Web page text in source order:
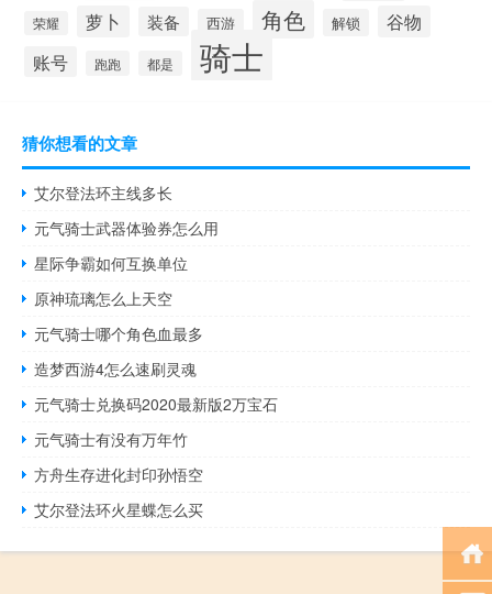
荣耀 萝卜 装备 西游 角色 解锁 谷物
账号 跑跑 都是 骑士
猜你想看的文章
艾尔登法环主线多长
元气骑士武器体验券怎么用
星际争霸如何互换单位
原神琉璃怎么上天空
元气骑士哪个角色血最多
造梦西游4怎么速刷灵魂
元气骑士兑换码2020最新版2万宝石
元气骑士有没有万年竹
方舟生存进化封印孙悟空
艾尔登法环火星蝶怎么买